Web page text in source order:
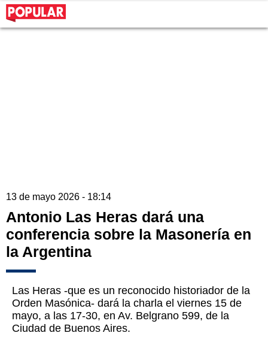
13 de mayo 2026 - 18:14
Antonio Las Heras dará una
conferencia sobre la Masonería en
la Argentina
Las Heras -que es un reconocido historiador de la
Orden Masónica- dará la charla el viernes 15 de
mayo, a las 17-30, en Av. Belgrano 599, de la
Ciudad de Buenos Aires.